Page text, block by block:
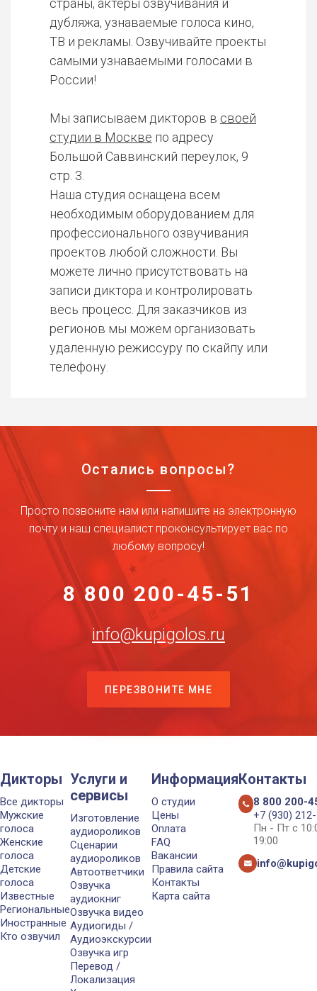
страны, актеры озвучивания и
дубляжа, узнаваемые голоса кино,
ТВ и рекламы. Озвучивайте проекты
самыми узнаваемыми голосами в
России!
Мы записываем дикторов в своей
студии в Москве по адресу
Большой Саввинский переулок, 9
стр. 3.
Наша студия оснащена всем
необходимым оборудованием для
профессионального озвучивания
проектов любой сложности. Вы
можете лично присутствовать на
записи диктора и контролировать
весь процесс. Для заказчиков из
регионов мы можем организовать
удаленную режиссуру по скайпу или
телефону.
Остались вопросы?
Просто позвоните нам или напишите на электронную
почту и наш специалист проконсультирует вас по
любому вопросу!
8 800 200-45-51
info@kupigolos.ru
ПЕРЕЗВОНИТЕ МНЕ
Дикторы
Все дикторы
Мужские
голоса
Женские
голоса
Детские
голоса
Известные
Региональные
Иностранные
Кто озвучил
Услуги и
сервисы
Изготовление
аудиороликов
Сценарии
аудиороликов
Автоответчики
Озвучка
аудиокниг
Озвучка видео
Аудиогиды /
Аудиоэкскурсии
Озвучка игр
Перевод /
Локализация
Информация
О студии
Цены
Оплата
FAQ
Вакансии
Правила сайта
Контакты
Карта сайта
Контакты
8 800 200-
+7 (930)
Пн - Пт с
19:00